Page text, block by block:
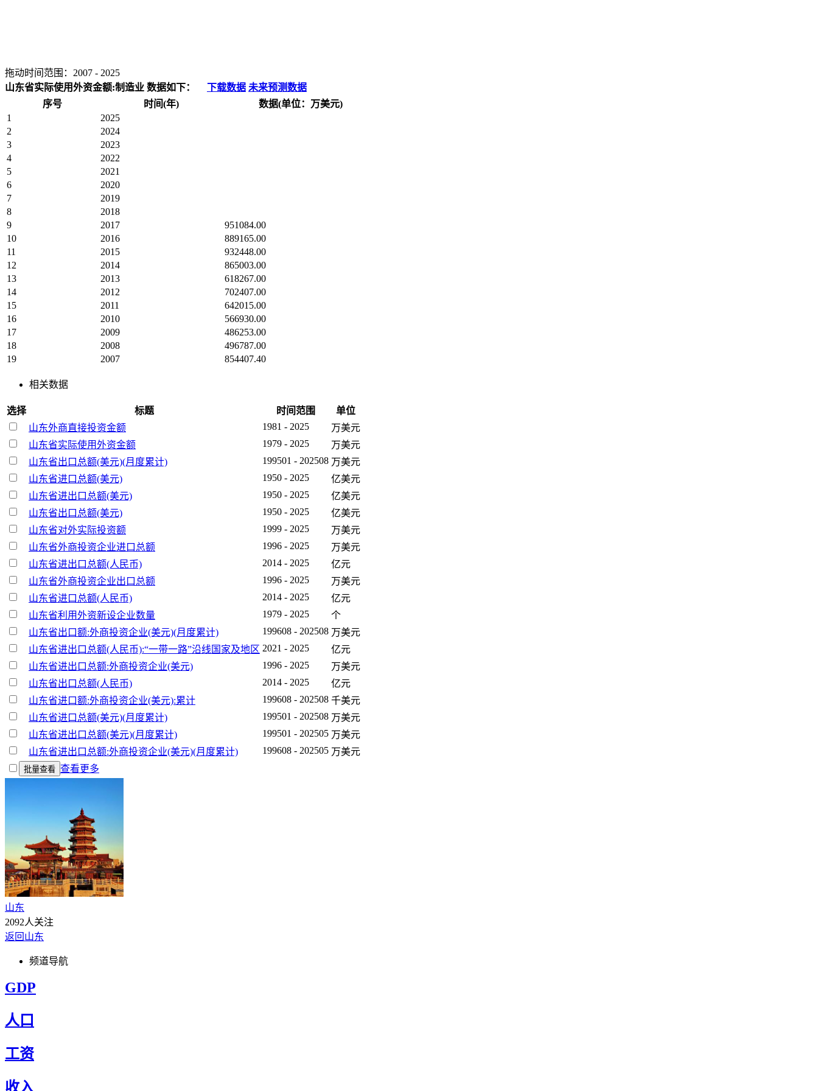
拖动时间范围： 2007 - 2025
山东省实际使用外资金额:制造业 数据如下：
下载数据 未来预测数据
序号
时间(年)
数据(单位：万美元)
1
2025
2
2024
3
2023
4
2022
5
2021
6
2020
7
2019
8
2018
9
2017
951084.00
10
2016
889165.00
11
2015
932448.00
12
2014
865003.00
13
2013
618267.00
14
2012
702407.00
15
2011
642015.00
16
2010
566930.00
17
2009
486253.00
18
2008
496787.00
19
2007 854407.40
相关数据
选择 标题 时间范围
单位
山东外商直接投资金额
1981 - 2025
万美元
山东省实际使用外资金额
1979 - 2025
万美元
山东省出口总额(美元)(月度累计)
199501 - 202508 万美元
山东省进口总额(美元)
1950 - 2025
亿美元
山东省进出口总额(美元)
1950 - 2025
亿美元
山东省出口总额(美元)
1950 - 2025
亿美元
山东省对外实际投资额
1999 - 2025
万美元
山东省外商投资企业进口总额
1996 - 2025
万美元
山东省进出口总额(人民币)
2014 - 2025
亿元
山东省外商投资企业出口总额
1996 - 2025
万美元
山东省进口总额(人民币)
2014 - 2025
亿元
山东省利用外资新设企业数量
1979 - 2025
个
山东省出口额:外商投资企业(美元)(月度累计)
199608 - 202508 万美元
山东省进出口总额(人民币):“一带一路”沿线国家及地区 2021 - 2025
亿元
山东省进出口总额:外商投资企业(美元)
1996 - 2025
万美元
山东省出口总额(人民币)
2014 - 2025
亿元
山东省进口额:外商投资企业(美元):累计
199608 - 202508 千美元
山东省进口总额(美元)(月度累计)
199501 - 202508 万美元
山东省进出口总额(美元)(月度累计)
199501 - 202505 万美元
山东省进出口总额:外商投资企业(美元)(月度累计)
199608 - 202505 万美元
批量查看 查看更多
山东
2092人关注
返回山东
频道导航
GDP
人口
工资
收入